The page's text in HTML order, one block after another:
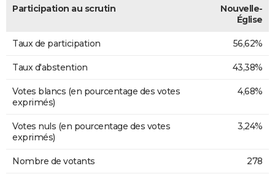
Bricolage
Lifestyle
Culture
Sport
Auto
Television
Voyage
Cinema
Participation au scrutin
Nouvelle-
Église
Taux de participation 56,62%
Taux d'abstention 43,38%
Votes blancs (en pourcentage des votes
exprimés)
4,68%
Votes nuls (en pourcentage des votes
exprimés)
3,24%
Nombre de votants 278